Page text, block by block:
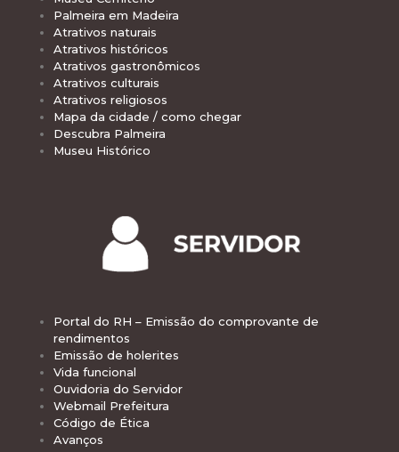
Palmeira em Madeira
Atrativos naturais
Atrativos históricos
Atrativos gastronômicos
Atrativos culturais
Atrativos religiosos
Mapa da cidade / como chegar
Descubra Palmeira
Museu Histórico
Portal do RH – Emissão do comprovante de
rendimentos
Emissão de holerites
Vida funcional
Ouvidoria do Servidor
Webmail Prefeitura
Código de Ética
Avanços